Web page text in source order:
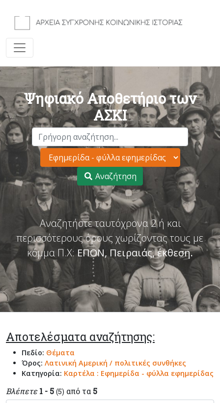
Ψηφιακό Αποθετήριο των
ΑΣΚΙ
Αναζήτηση
Αναζητήστε ταυτόχρονα 2 ή και
περισσότερους όρους χωρίζοντας τους με
κόμμα Π.Χ: ΕΠΟΝ, Πειραιάς, έκθεση.
Αποτελέσματα αναζήτησης:
Πεδίο: Θέματα
Όρος: Λατινική Αμερική / πολιτικές συνθήκες
Κατηγορία: Καρτέλα : Εφημερίδα - φύλλα εφημερίδας
Βλέπετε 1 - 5 (5) από τα 5